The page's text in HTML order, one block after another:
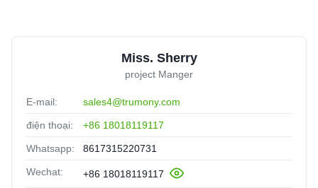
Miss. Sherry
project Manger
E-mail: sales4@trumony.com
điện thoại: +86 18018119117
Whatsapp: 8617315220731
Wechat: +86 18018119117